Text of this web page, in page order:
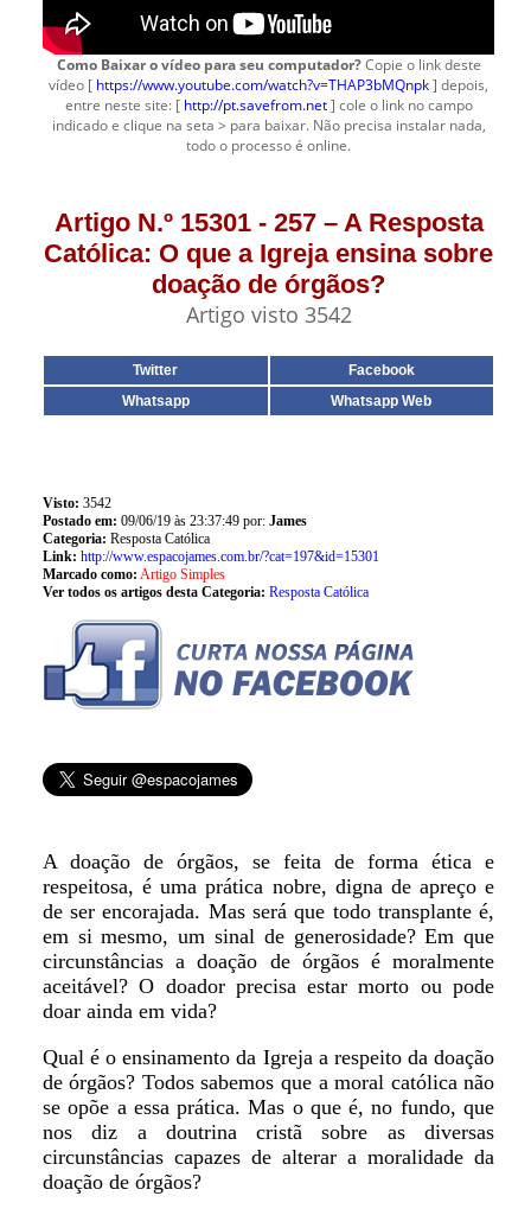
Como Baixar o vídeo para seu computador?Copie o link deste
vídeo [ https://www.youtube.com/watch?v=THAP3bMQnpk] depois,
entre neste site: [ http://pt.savefrom.net] cole o link no campo
indicado e clique na seta > para baixar. Não precisa instalar nada,
todo o processo é online.
Artigo N.º 15301 - 257 – A Resposta
Católica: O que a Igreja ensina sobre
doação de órgãos?
Artigo visto 3542
Twitter
Facebook
Whatsapp
Whatsapp Web
Visto: 3542
Postado em: 09/06/19 às 23:37:49 por: James
Categoria: Resposta Católica
Link: http://www.espacojames.com.br/?cat=197&id=15301
Marcado como: Artigo Simples
Ver todos os artigos desta Categoria: Resposta Católica
A doação de órgãos, se feita de forma ética e
respeitosa, é uma prática nobre, digna de apreço e
de ser encorajada. Mas será que todo transplante é,
em si mesmo, um sinal de generosidade? Em que
circunstâncias a doação de órgãos é moralmente
aceitável? O doador precisa estar morto ou pode
doar ainda em vida?
Qual é o ensinamento da Igreja a respeito da doação
de órgãos? Todos sabemos que a moral católica não
se opõe a essa prática. Mas o que é, no fundo, que
nos diz a doutrina cristã sobre as diversas
circunstâncias capazes de alterar a moralidade da
doação de órgãos?